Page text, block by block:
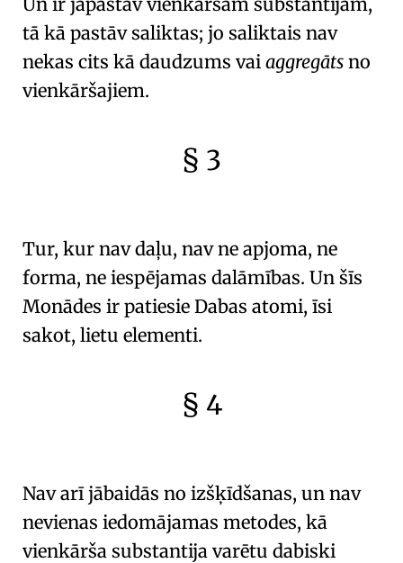
tā kā pastāvsaliktas; jo saliktais nav
nekas cits kā daudzums vai aggregāts no
vienkāršajiem.
§ 3
Tur, kur nav daļu, nav ne apjoma, ne
forma, ne iespējamas dalāmības. Un šīs
Monādes ir patiesie Dabas atomi, īsi
sakot, lietu elementi.
§ 4
Nav arī jābaidās no izšķīdšanas, un nav
nevienas iedomājamas metodes, kā
vienkārša substantija varētu dabiski